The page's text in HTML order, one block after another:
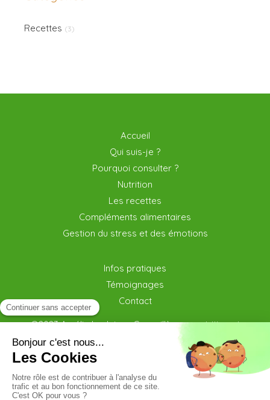
Recettes (3)
Accueil
Qui suis-je ?
Pourquoi consulter ?
Nutrition
Les recettes
Compléments alimentaires
Gestion du stress et des émotions
Infos pratiques
Témoignages
Contact
©2023 Amélie Lecleire - Conseillère en nutrition et
Mentions légales et CGV